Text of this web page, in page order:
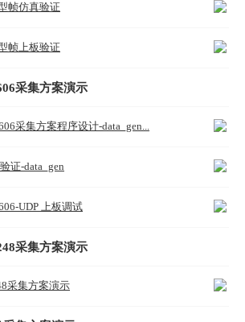
帧仿真验证
帧上板验证
采集方案演示
采集方案程序设计-data_gen...
证-data_gen
UDP 上板调试
采集方案演示
采集方案演示